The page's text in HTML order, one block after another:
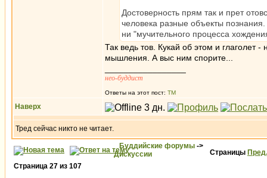
Достоверность прям так и прет
человека разные объекты
ни "мучительного процесса
Так ведь тов. Кукай об этом и глаголет
мышления. А выс ним спорите...
нео-буддист
Ответы на этот пост: ТМ
Наверх
Тред сейчас никто не читает.
Буддийские форумы ->
Дискуссии
Страницы Пред.
Страница 27 из 107